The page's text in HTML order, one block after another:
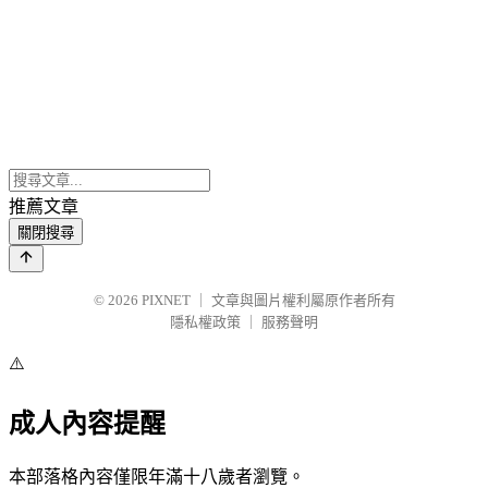
推薦文章
關閉搜尋
© 2026 PIXNET
文章與圖片權利屬原作者所有
隱私權政策
服務聲明
⚠️
成人內容提醒
本部落格內容僅限年滿十八歲者瀏覽。